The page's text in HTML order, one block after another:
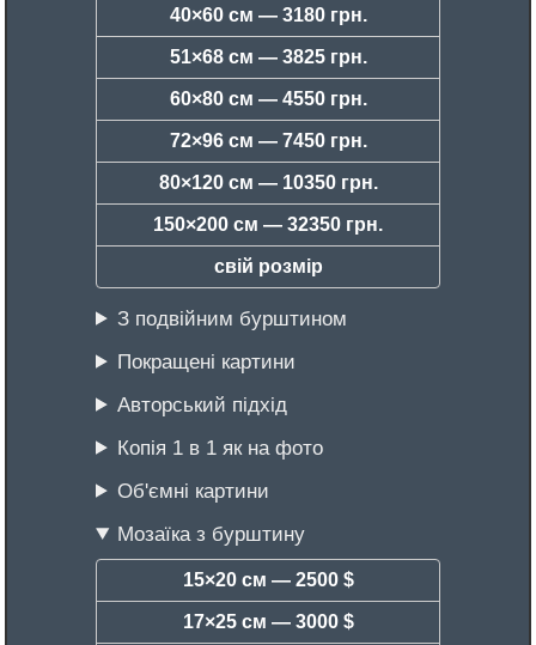
40×60 см — 3180 грн.
51×68 см — 3825 грн.
60×80 см — 4550 грн.
72×96 см — 7450 грн.
80×120 см — 10350 грн.
150×200 см — 32350 грн.
свій розмір
З подвійним бурштином
Покращені картини
Авторський підхід
Копія 1 в 1 як на фото
Об'ємні картини
Мозаїка з бурштину
15×20 см — 2500 $
17×25 см — 3000 $